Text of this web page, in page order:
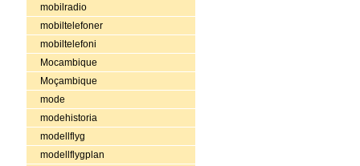
mobilradio
mobiltelefoner
mobiltelefoni
Mocambique
Moçambique
mode
modehistoria
modellflyg
modellflygplan